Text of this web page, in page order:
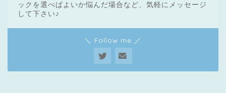
ックを選べばよいか悩んだ場合など、気軽にメッセージ
して下さい♪
＼ Follow me ／クリニック一覧
脱毛体験レポート